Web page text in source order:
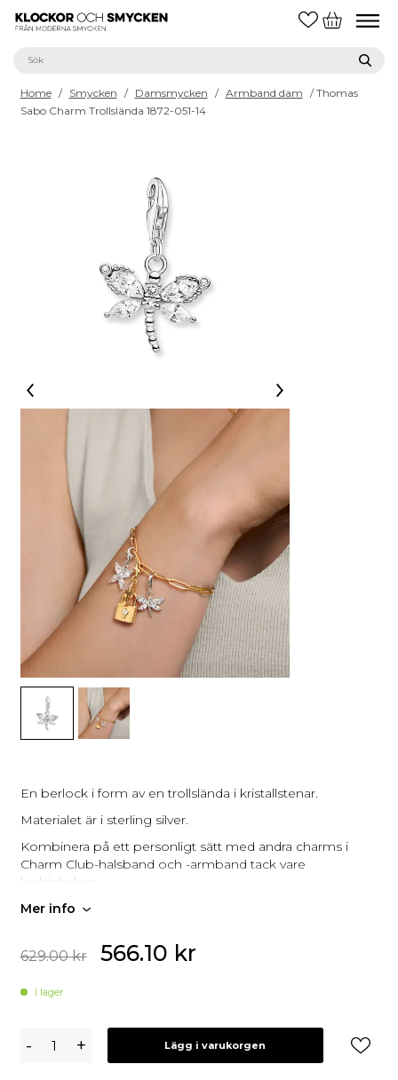
Home / Smycken / Damsmycken / Armband dam / Thomas
Sabo Charm Trollslända 1872-051-14
En berlock i form av en trollslända i kristallstenar.
Materialet är i sterling silver.
Kombinera på ett personligt sätt med andra charms i
Charm Club-halsband och -armband tack vare
karbinhaken.
Mer info
629.00kr 566.10 kr
I lager
Sabo
- + Lägg i varukorgen